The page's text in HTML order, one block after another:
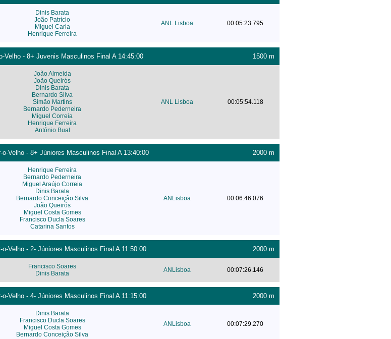
Dinis Barata
João Patrício
Miguel Caria
Henrique Ferreira
ANL Lisboa 00:05:23.795
Velho - 8+ Juvenis Masculinos Final A 14:45:00 1500 m
João Almeida
João Queirós
Dinis Barata
Bernardo Silva
Simão Martins
Bernardo Pederneira
Miguel Correia
Henrique Ferreira
António Bual
ANL Lisboa 00:05:54.118
Velho - 8+ Júniores Masculinos Final A 13:40:00 2000 m
Henrique Ferreira
Bernardo Pederneira
Miguel Araújo Correia
Dinis Barata
Bernardo Conceição Silva
João Queirós
Miguel Costa Gomes
Francisco Ducla Soares
Catarina Santos
ANLisboa 00:06:46.076
Velho - 2- Júniores Masculinos Final A 11:50:00 2000 m
Francisco Soares
Dinis Barata
ANLisboa 00:07:26.146
Velho - 4- Júniores Masculinos Final A 11:15:00 2000 m
Dinis Barata
Francisco Ducla Soares
Miguel Costa Gomes
Bernardo Conceição Silva
ANLisboa 00:07:29.270